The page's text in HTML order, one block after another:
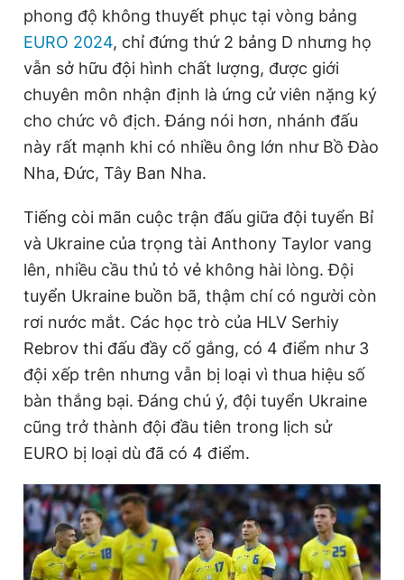
Theo dõi báo trên
Hotline
0906 645 777
Liên hệ quảng cáo
0908 780 404
Đặt báo Quảng cáo RSS
Phó tổng biên tập thường trực: Hải Thành
Phó tổng biên tập: Lâm Hiếu Dũng
Phó tổng biên tập: Trần Việt Hưng
Tổng thư ký tòa soạn: Đức Trung
Giấy phép xuất bản số 110/GP - BTTTT cấp ngày 24.3.2020
© 2003-2026 Bản quyền thuộc về Báo Thanh Niên. Cấm sao
chép dưới mọi hình thức nếu không có sự chấp thuận bằng văn
bản. Phát triển bởi ePi Technologies, JSC.
phong độ không thuyết phục tại vòng bảng
EURO 2024, chỉ đứng thứ 2 bảng D nhưng họ
vẫn sở hữu đội hình chất lượng, được giới
chuyên môn nhận định là ứng cử viên nặng ký
cho chức vô địch. Đáng nói hơn, nhánh đấu
này rất mạnh khi có nhiều ông lớn như Bồ Đào
Nha, Đức, Tây Ban Nha.
Tiếng còi mãn cuộc trận đấu giữa đội tuyển Bỉ
và Ukraine của trọng tài Anthony Taylor vang
lên, nhiều cầu thủ tỏ vẻ không hài lòng. Đội
tuyển Ukraine buồn bã, thậm chí có người còn
rơi nước mắt. Các học trò của HLV Serhiy
Rebrov thi đấu đầy cố gắng, có 4 điểm như 3
đội xếp trên nhưng vẫn bị loại vì thua hiệu số
bàn thắng bại. Đáng chú ý, đội tuyển Ukraine
cũng trở thành đội đầu tiên trong lịch sử
EURO bị loại dù đã có 4 điểm.